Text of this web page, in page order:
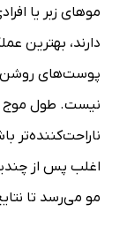
موهای زبر یا
دارند، بهترین
پوست‌های
نیست. طول موج
ناراحت‌کننده‌تر
اغلب پس از
مو می‌رسد تا